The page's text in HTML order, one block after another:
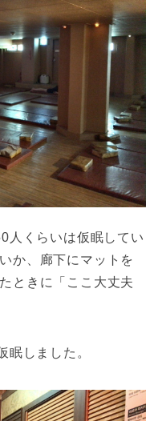
人くらいは仮眠してい
か、廊下にマットを
ときに「ここ大丈夫
眠しました。